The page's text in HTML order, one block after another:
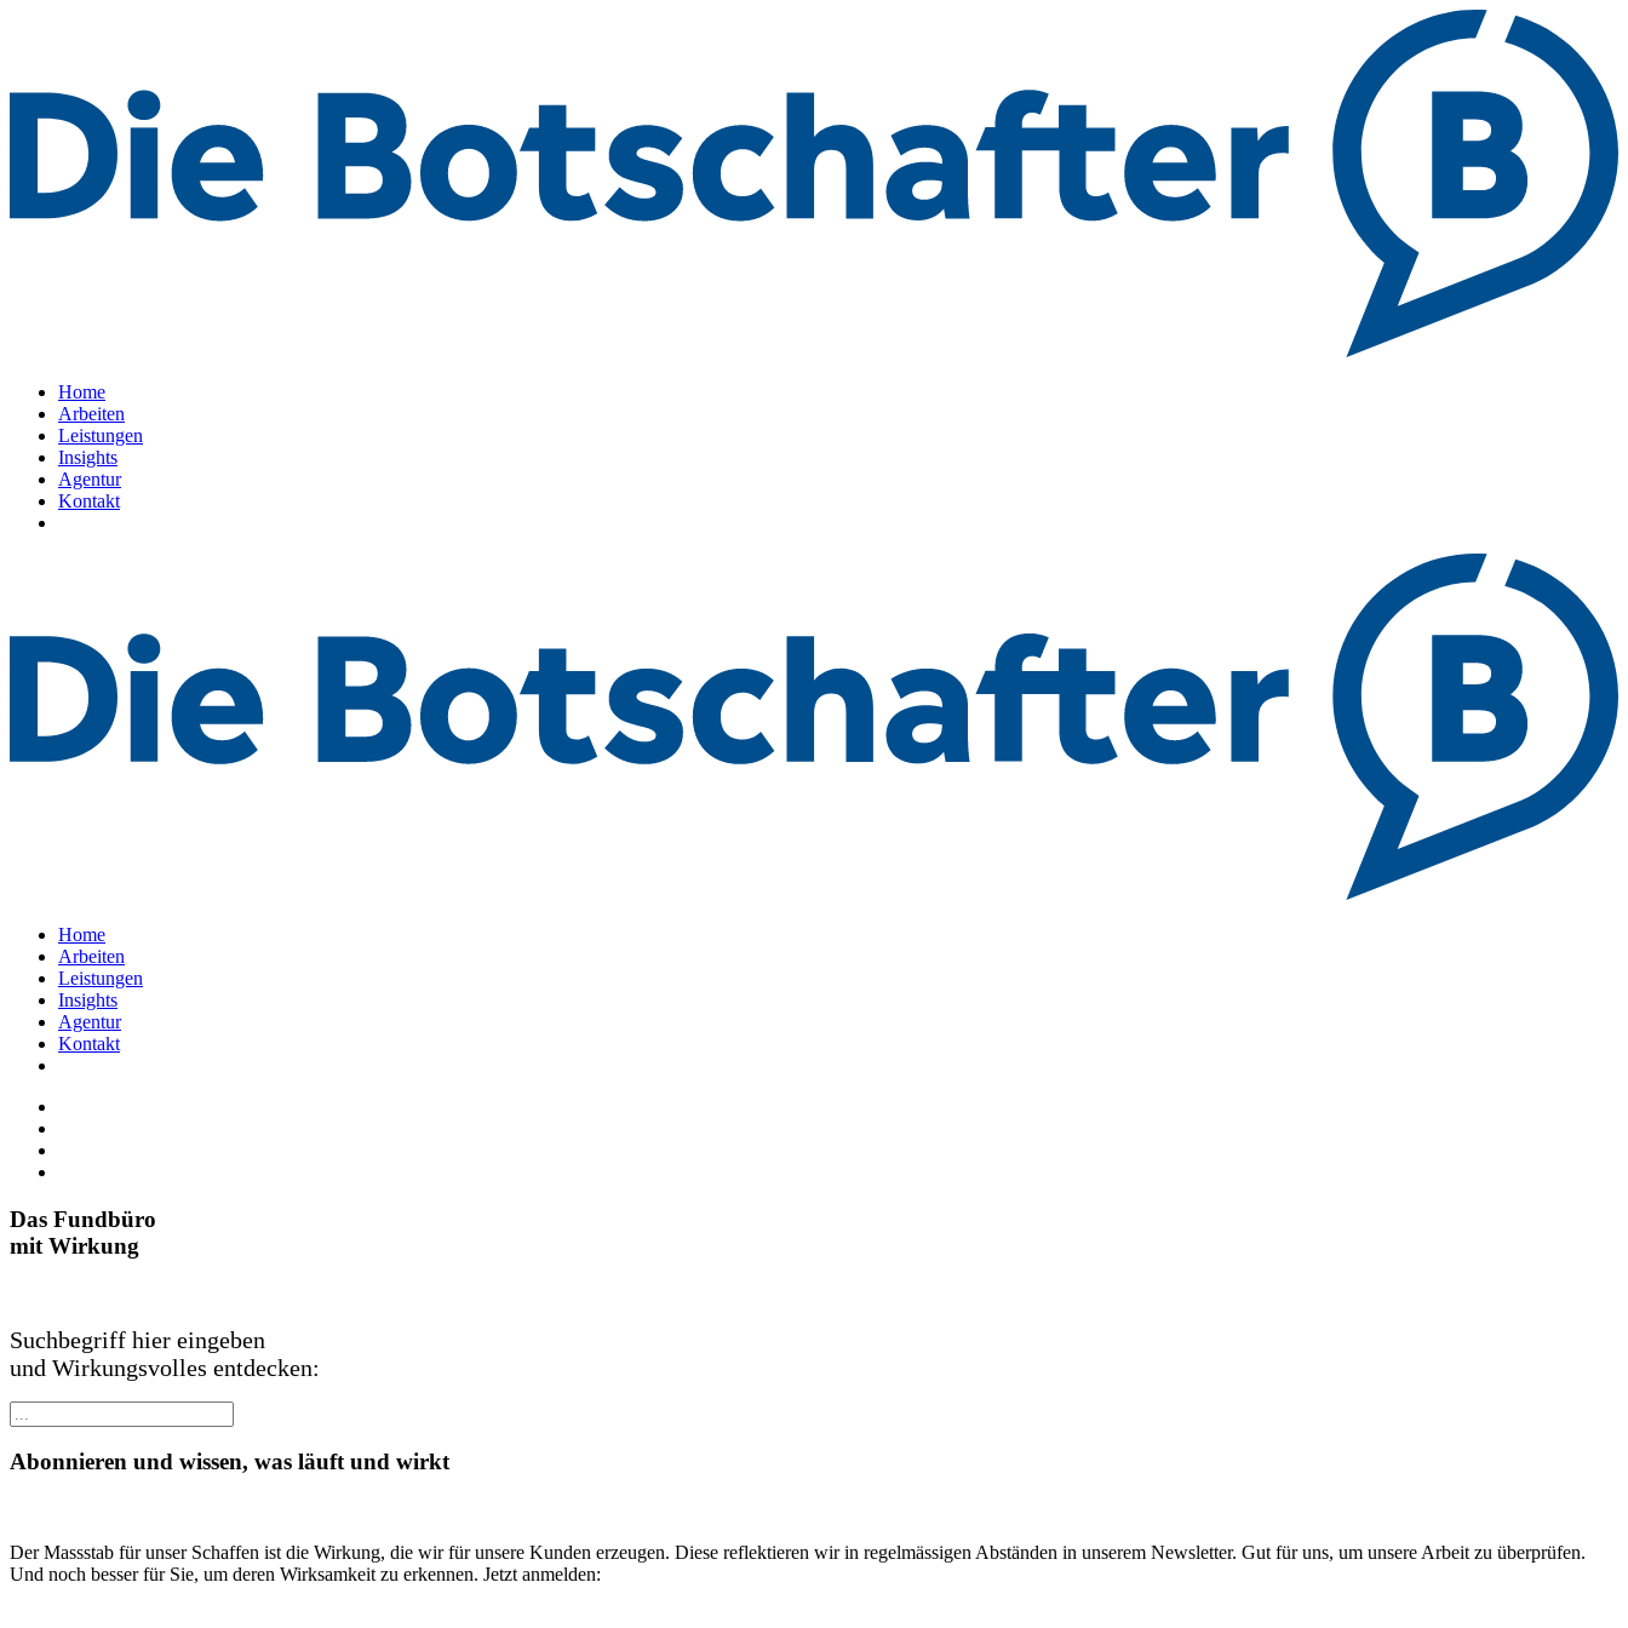
Home
Arbeiten
Leistungen
Insights
Agentur
Kontakt
Home
Arbeiten
Leistungen
Insights
Agentur
Kontakt
Das Fundbüro
mit Wirkung
Suchbegriff hier eingeben
und Wirkungsvolles entdecken:
Abonnieren und wissen, was läuft und wirkt
Der Massstab für unser Schaffen ist die Wirkung, die wir für unsere Kunden erzeugen. Diese reflektieren wir in regelmässigen Abständen in unserem Newsletter. Gut für uns, um unsere Arbeit zu überprüfen.
Und noch besser für Sie, um deren Wirksamkeit zu erkennen. Jetzt anmelden: